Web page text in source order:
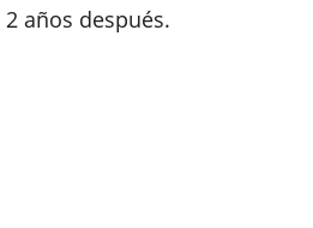
años después.